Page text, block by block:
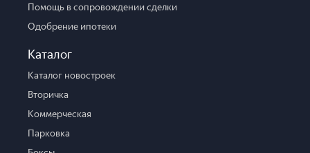
Помощь в сопровождении сделки
Одобрение ипотеки
Каталог
Каталог новостроек
Вторичка
Коммерческая
Парковка